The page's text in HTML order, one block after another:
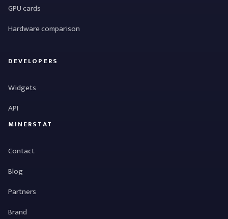
GPU cards
Hardware comparison
DEVELOPERS
Widgets
API
MINERSTAT
Contact
Blog
Partners
Brand